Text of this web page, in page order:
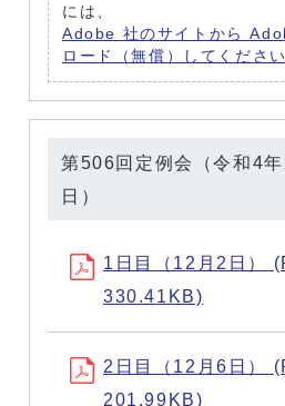
には、
Adobe 社のサイトから
ロード（無償）してください
第506回定例会（令和4
日）
1日目（12月2日）
330.41KB)
2日目（12月6日）
201.99KB)